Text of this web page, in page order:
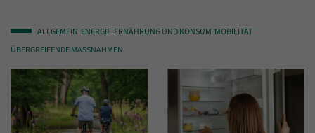
ALLGEMEIN ENERGIE ERNÄHRUNG UND KONSUM MOBILITÄT
ÜBERGREIFENDE MASSNAHMEN